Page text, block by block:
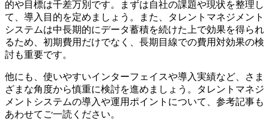
的や目標は千差万別です。まずは自社の課題や現状を整理し
て、導入目的を定めましょう。また、タレントマネジメント
システムは中長期的にデータ蓄積を続けた上で効果を得られ
るため、初期費用だけでなく、長期目線での費用対効果の検
討も重要です。
他にも、使いやすいインターフェイスや導入実績など、さま
ざまな角度から慎重に検討を進めましょう。タレントマネジ
メントシステムの導入や運用ポイントについて、参考記事も
あわせてご一読ください。